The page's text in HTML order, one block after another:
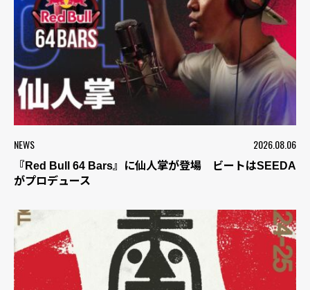
NEWS 2026.08.06
『Red Bull 64 Bars』に仙人掌が登場 ビートはSEEDA
がプロデュース